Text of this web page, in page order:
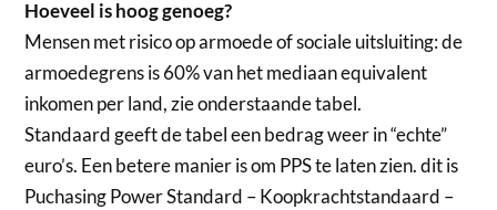
Hoeveel is hoog genoeg?
Mensen met risico op armoede of sociale uitsluiting: de
armoedegrens is 60% van het mediaan equivalent
inkomen per land, zie onderstaande tabel.
Standaard geeft de tabel een bedrag weer in “echte”
euro’s. Een betere manier is om PPS te laten zien. dit is
Puchasing Power Standard – Koopkrachtstandaard –